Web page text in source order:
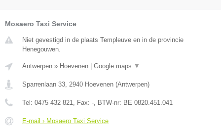
Mosaero Taxi Service
Niet gevestigd in de plaats Templeuve en in de provincie
Henegouwen.
Antwerpen » Hoevenen | Google maps ▼
Sparrenlaan 33 2940 Hoevenen (Antwerpen)
Tel: 0475 432 821 , Fax: - , BTW-nr: BE 0820.451.041
E-mail › Mosaero Taxi Service